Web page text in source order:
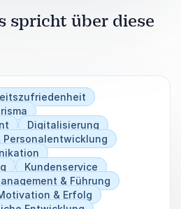
spricht über diese
Digitalisierung
Personalentwicklung
Kundenservice
& Führung
& Erfolg